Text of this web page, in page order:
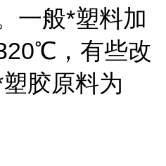
一般*塑料加
，有些改
胶原料为